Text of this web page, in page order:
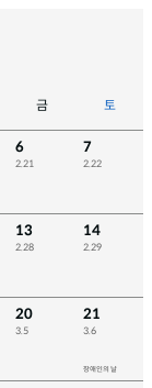
금 토
6
2.21
7
2.22
13
2.28
14
2.29
20
3.5
21
3.6
장애인의 날